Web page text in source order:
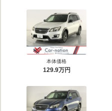
本体価格
129.9万円